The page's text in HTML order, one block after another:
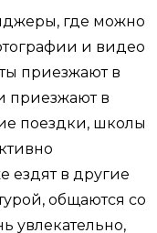
где можно
и видео
приезжают в
приезжают в
поездки, школы
ездят в другие
общаются со
увлекательно,